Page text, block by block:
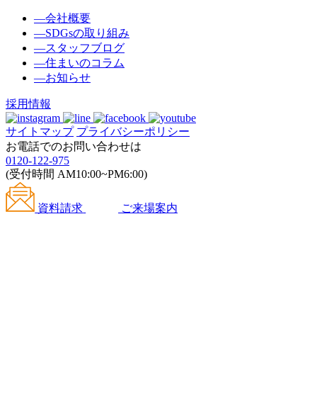
―会社概要
―SDGsの取り組み
―スタッフブログ
―住まいのコラム
―お知らせ
採用情報
サイトマップ プライバシーポリシー
お電話でのお問い合わせは
0120-122-975
(受付時間 AM10:00~PM6:00)
資料請求 ご来場案内